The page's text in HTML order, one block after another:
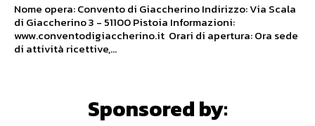
Nome opera: Convento di Giaccherino Indirizzo: Via Scala
di Giaccherino 3 - 51100 Pistoia Informazioni:
www.conventodigiaccherino.it Orari di apertura: Ora sede
di attività ricettive,...
Sponsored by: